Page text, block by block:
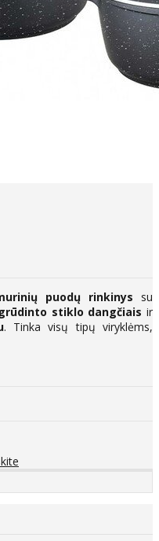
puodų rinkinys su
grūdinto stiklo dangčiais ir
. Tinka visų tipų viryklėms,